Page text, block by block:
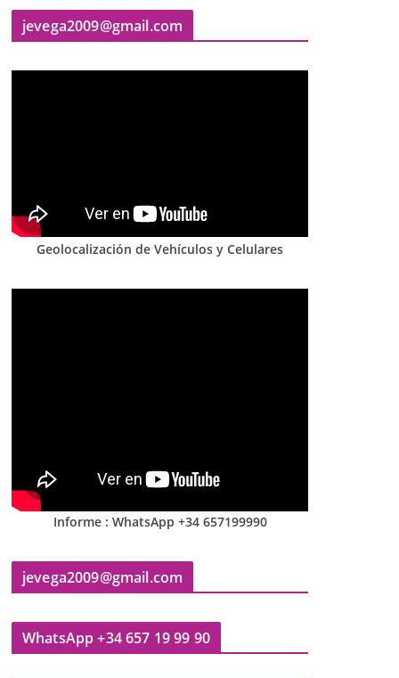
jevega2009@gmail.com
Geolocalización de Vehículos y Celulares
Informe : WhatsApp +34 657199990
jevega2009@gmail.com
WhatsApp +34 657 19 99 90